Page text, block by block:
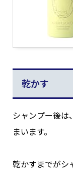
乾かす
シャンプー後は
まいます。
乾かすまでがシ